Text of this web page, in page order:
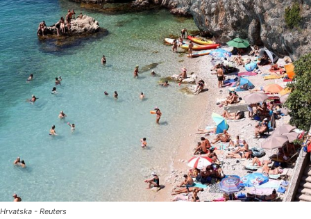
Hrvatska - Reuters